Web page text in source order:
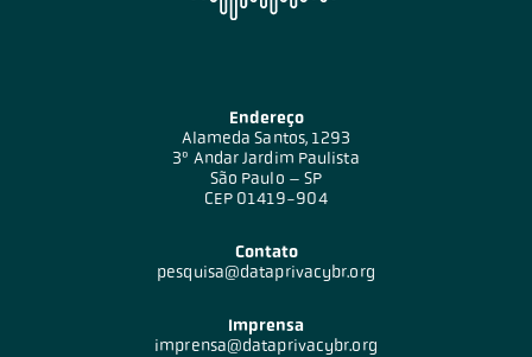
Endereço
Alameda Santos, 1293
3º Andar Jardim Paulista
São Paulo – SP
CEP 01419-904
Contato
pesquisa@dataprivacybr.org
Imprensa
imprensa@dataprivacybr.org